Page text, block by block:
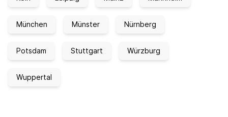
München Münster Nürnberg
Potsdam Stuttgart Würzburg
Wuppertal